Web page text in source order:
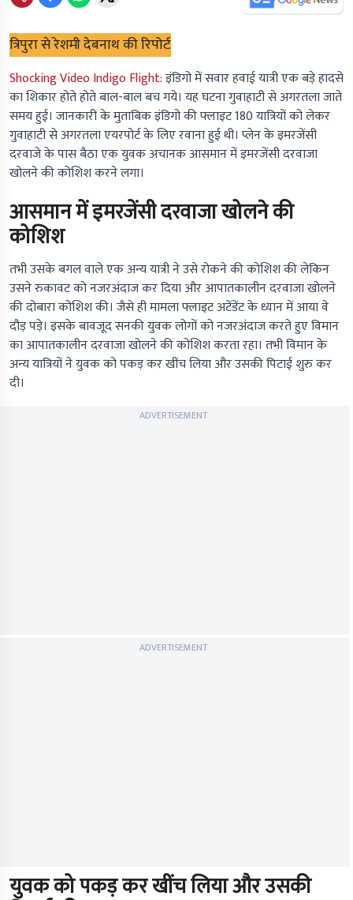
त्रिपुरा से रेशमी देबनाथ की रिपोर्ट
Shocking Video Indigo Flight:इंडिगो में सवार हवाई यात्री एक बड़े हादसे
का शिकार होते होते बाल-बाल बच गये। यह घटना गुवाहाटी से अगरतला जाते
समय हुई। जानकारी के मुताबिक इंडिगो की फ्लाइट 180 यात्रियों को लेकर
गुवाहाटी से अगरतला एयरपोर्ट के लिए रवाना हुई थी। प्लेन के इमरजेंसी
दरवाजे के पास बैठा एक युवक अचानक आसमान में इमरजेंसी दरवाजा
खोलने की कोशिश करने लगा।
आसमान में इमरजेंसी दरवाजा खोलने की
कोशिश
तभी उसके बगल वाले एक अन्य यात्री ने उसे रोकने की कोशिश की लेकिन
उसने रुकावट को नजरअंदाज कर दिया और आपातकालीन दरवाजा खोलने
की दोबारा कोशिश की। जैसे ही मामला फ्लाइट अटेंडेंट के ध्यान में आया वे
दौड़ पड़े। इसके बावजूद सनकी युवक लोगों को नजरअंदाज करते हुए विमान
का आपातकालीन दरवाजा खोलने की कोशिश करता रहा। तभी विमान के
अन्य यात्रियों ने युवक को पकड़ कर खींच लिया और उसकी पिटाई शुरु कर
दी।
ADVERTISEMENT
ADVERTISEMENT
युवक को पकड़ कर खींच लिया और उसकी